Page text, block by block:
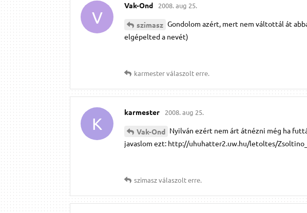
V
Vak-Ond 2008. aug 25.
szimasz Gondolom azért, mert nem váltottál át
elgépelted a nevét)
karmesterválaszolt erre.
K
karmester 2008. aug 25.
Vak-Ond Nyilván ezért nem árt átnézni még ha
javaslom ezt: http://uhuhatter2.uw.hu/letoltes/
szimaszválaszolt erre.